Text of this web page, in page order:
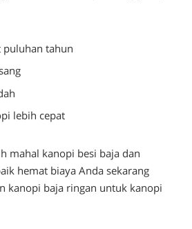
tahun
lebih cepat
mahal kanopi besi baja dan
hemat biaya Anda sekarang
kanopi baja ringan untuk kanopi